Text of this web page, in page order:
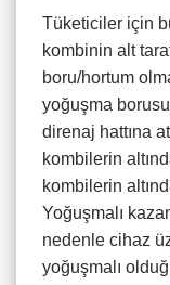
Tüketiciler için
kombinin alt
boru/hortum
yoğuşma
direnaj hattına
kombilerin
kombilerin
Yoğuşmalı
nedenle cihaz
yoğuşmalı